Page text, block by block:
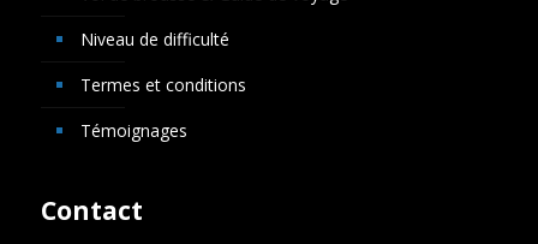
Niveau de difficulté
Termes et conditions
Témoignages
Contact